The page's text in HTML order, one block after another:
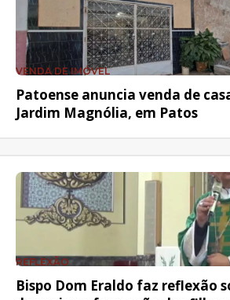
VENDA DE IMÓVEL
Patoense anuncia venda de
Jardim Magnólia, em Patos
REFLEXÃO
Bispo Dom Eraldo faz reflexão